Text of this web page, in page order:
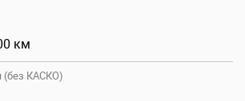
км
(без КАСКО)